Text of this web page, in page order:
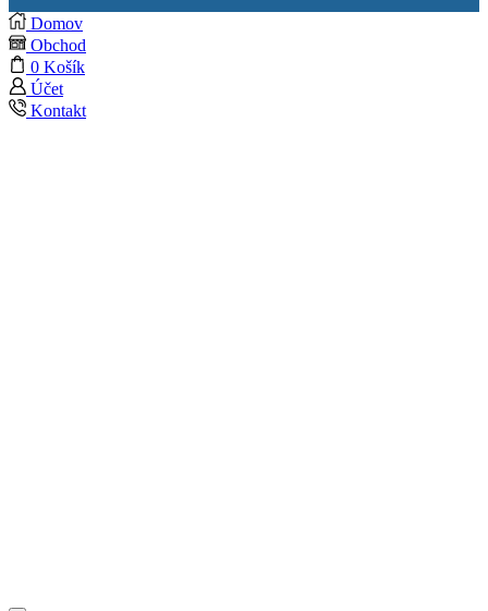
Domov
Obchod
0 Košík
Účet
Kontakt